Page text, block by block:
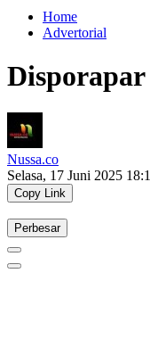
Home
Advertorial
Nussa.co
Selasa, 17 Juni 2025
Copy Link
Perbesar